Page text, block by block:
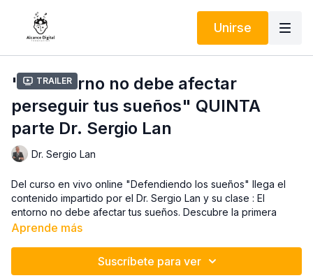
Unirse
Trailer
"El Entorno no debe afectar
perseguir tus sueños" QUINTA
parte Dr. Sergio Lan
Dr. Sergio Lan
Del curso en vivo online "Defendiendo los sueños" llega el
contenido impartido por el Dr. Sergio Lan y su clase : El
entorno no debe afectar tus sueños. Descubre la primera
parte de este contenido que te impulsa a seguir adelante.
Toda la información del curso aquí:
https://alcancedigital.com/pages/defendiendo-los-suenos
Aprende más
Suscríbete para ver